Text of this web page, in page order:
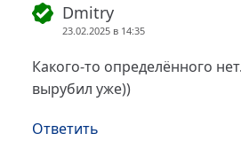
Dmitry
23.02.2025 в 14:35
Какого-то определённого
вырубил уже))
Ответить